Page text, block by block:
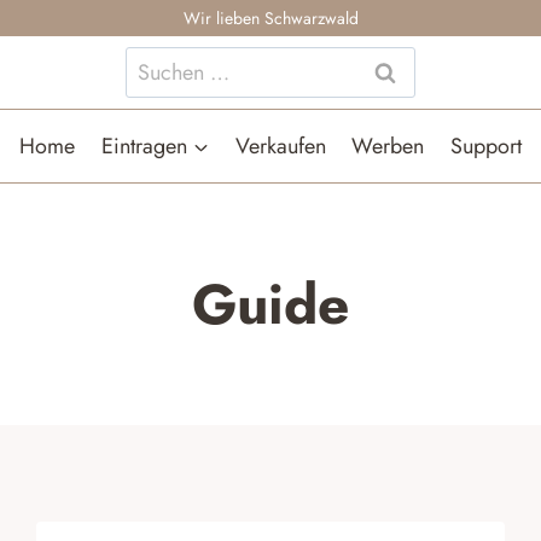
Wir lieben Schwarzwald
Suchen
nach:
Home Eintragen Verkaufen Werben Support
Guide